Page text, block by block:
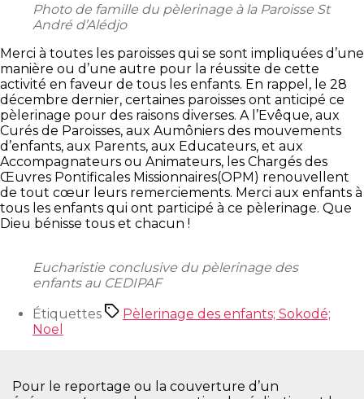
Photo de famille du pèlerinage à la Paroisse St
André d’Alédjo
Merci à toutes les paroisses qui se sont impliquées d’une
manière ou d’une autre pour la réussite de cette
activité en faveur de tous les enfants. En rappel, le 28
décembre dernier, certaines paroisses ont anticipé ce
pèlerinage pour des raisons diverses. A l’Evêque, aux
Curés de Paroisses, aux Aumôniers des mouvements
d’enfants, aux Parents, aux Educateurs, et aux
Accompagnateurs ou Animateurs, les Chargés des
Œuvres Pontificales Missionnaires(OPM) renouvellent
de tout cœur leurs remerciements. Merci aux enfants à
tous les enfants qui ont participé à ce pèlerinage. Que
Dieu bénisse tous et chacun !
Eucharistie conclusive du pèlerinage des
enfants au CEDIPAF
Étiquettes
Pèlerinage des enfants; Sokodé;
Noel
Pour le reportage ou la couverture d’un